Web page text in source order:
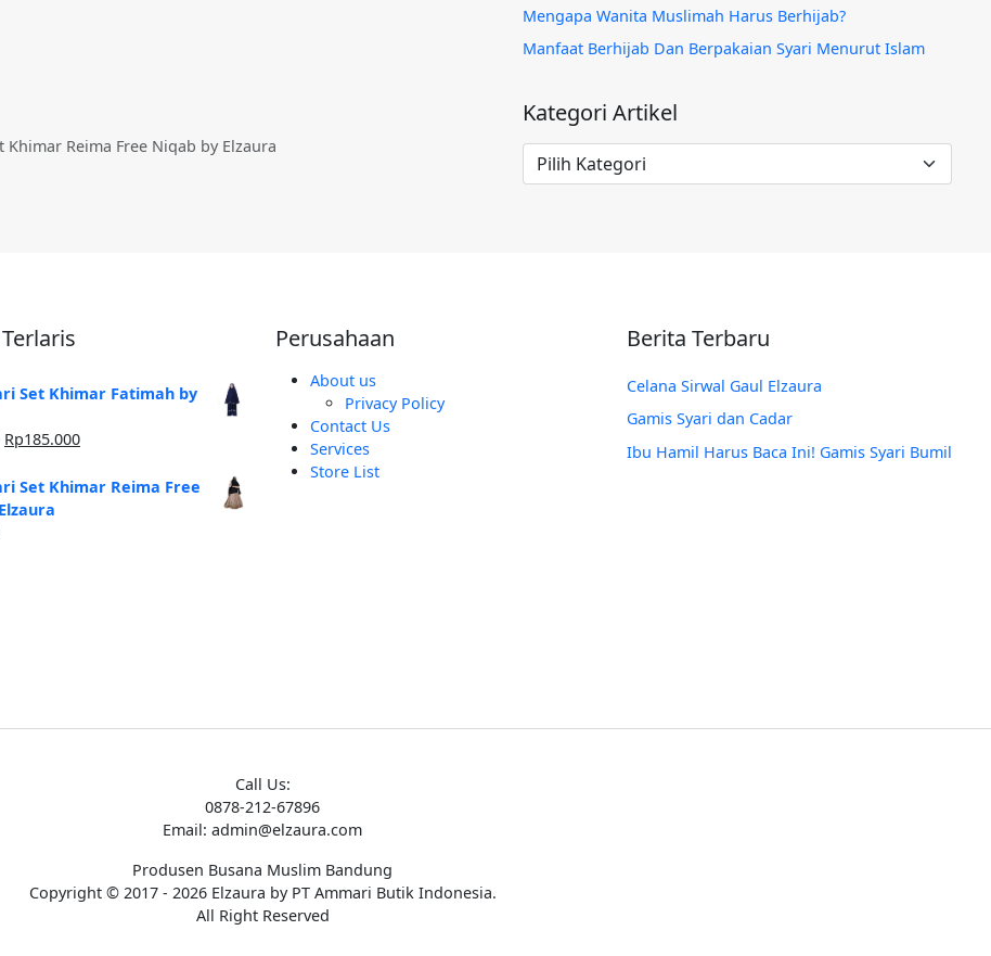
Khimar Reima Free Niqab by Elzaura
Mengapa Wanita Muslimah Harus Berhijab?
Manfaat Berhijab Dan Berpakaian Syari Menurut Islam
Kategori Artikel
Kategori
Artikel
Set Khimar Fatimah by
Harga
adalah:
Rp250.000.
Rp185.000Harga
ini
Set Khimar Reima Free
Perusahaan
About us
Privacy Policy
Contact Us
Services
Store List
Berita Terbaru
Celana Sirwal Gaul Elzaura
Gamis Syari dan Cadar
Ibu Hamil Harus Baca Ini! Gamis Syari Bumil
Call Us:
0878-212-67896
Email: admin@elzaura.com
Produsen Busana Muslim Bandung
Copyright © 2017 - 2026 Elzaura by PT Ammari Butik Indonesia.
All Right Reserved